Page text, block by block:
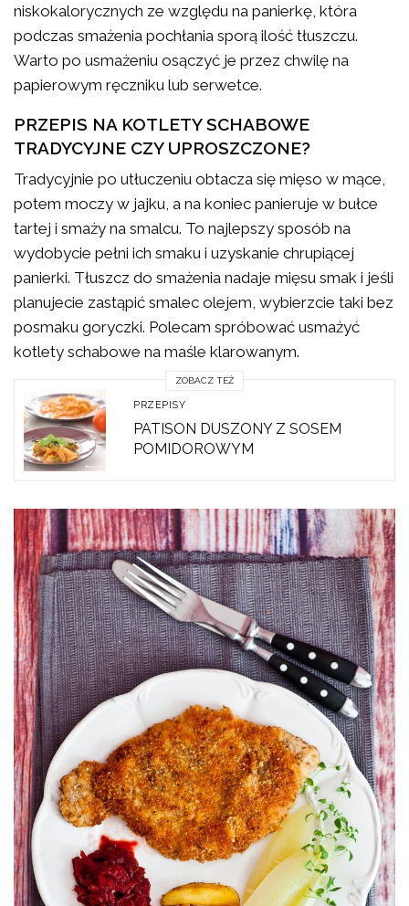
niskokalorycznych ze względu na panierkę, która
podczas smażenia pochłania sporą ilość tłuszczu.
Warto po usmażeniu osączyć je przez chwilę na
papierowym ręczniku lub serwetce.
PRZEPIS NA KOTLETY SCHABOWE
TRADYCYJNE CZY UPROSZCZONE?
Tradycyjnie po utłuczeniu obtacza się mięso w mące,
potem moczy w jajku, a na koniec panieruje w bułce
tartej i smaży na smalcu. To najlepszy sposób na
wydobycie pełni ich smaku i uzyskanie chrupiącej
panierki. Tłuszcz do smażenia nadaje mięsu smak i jeśli
planujecie zastąpić smalec olejem, wybierzcie taki bez
posmaku goryczki. Polecam spróbować usmażyć
kotlety schabowe na maśle klarowanym.
ZOBACZ TEŻ
PRZEPISY
PATISON DUSZONY Z SOSEM
POMIDOROWYM